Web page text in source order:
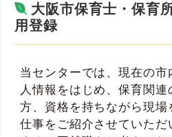
大阪市保育士・保育
用登録
当センターでは、現在の
人情報をはじめ、保育関
方、資格を持ちながら現場
仕事をご紹介させていただ